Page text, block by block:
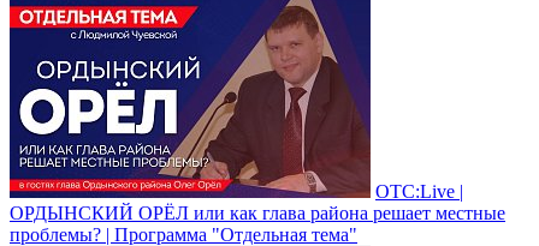
ОТС:Live |
ОРДЫНСКИЙ ОРЁЛ или как глава района решает местные
проблемы? | Программа "Отдельная тема"